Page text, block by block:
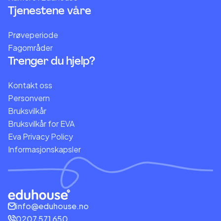
info@eduhouse.no
0207 571 650
Tjenestene våre
Prøveperiode
Fagområder
Trenger du hjelp?
Kontakt oss
Personvern
Bruksvilkår
Bruksvilkår for EVA
Eva Privacy Policy
Informasjonskapsler